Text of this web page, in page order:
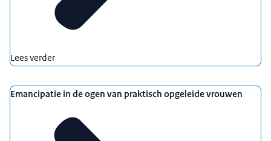
De krapte als kans. Werkgevers over deeltijd- en
flexwerk in het licht van arbeidsmarktkrapte
Aanbevelingen op rapportages van arbeid en zorg
Vertrouwen in de bijstand
De nieuwe methode om armoede in Nederland te
meten
Lees verder
Emancipatie in de ogen van praktisch opgeleide vrouwen